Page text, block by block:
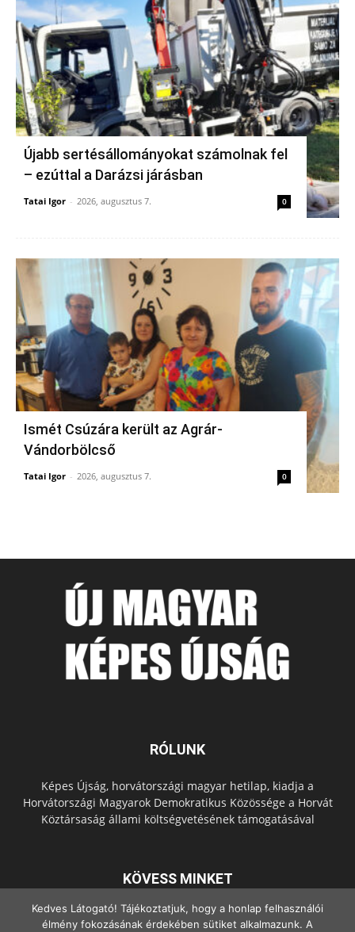
Újabb sertésállományokat számolnak fel
– ezúttal a Darázsi járásban
Tatai Igor - 2026, augusztus 7. 0
Ismét Csúzára került az Agrár-
Vándorbölcső
Tatai Igor - 2026, augusztus 7. 0
RÓLUNK
Képes Újság, horvátországi magyar hetilap, kiadja a
Horvátországi Magyarok Demokratikus Közössége a Horvát
Köztársaság állami költségvetésének támogatásával
KÖVESS MINKET
Kedves Látogató! Tájékoztatjuk, hogy a honlap felhasználói
élmény fokozásának érdekében sütiket alkalmazunk. A